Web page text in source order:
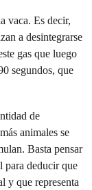
vaca. Es decir,
a desintegrarse
gas que luego
segundos, que
de
animales se
Basta pensar
para deducir que
y que representa